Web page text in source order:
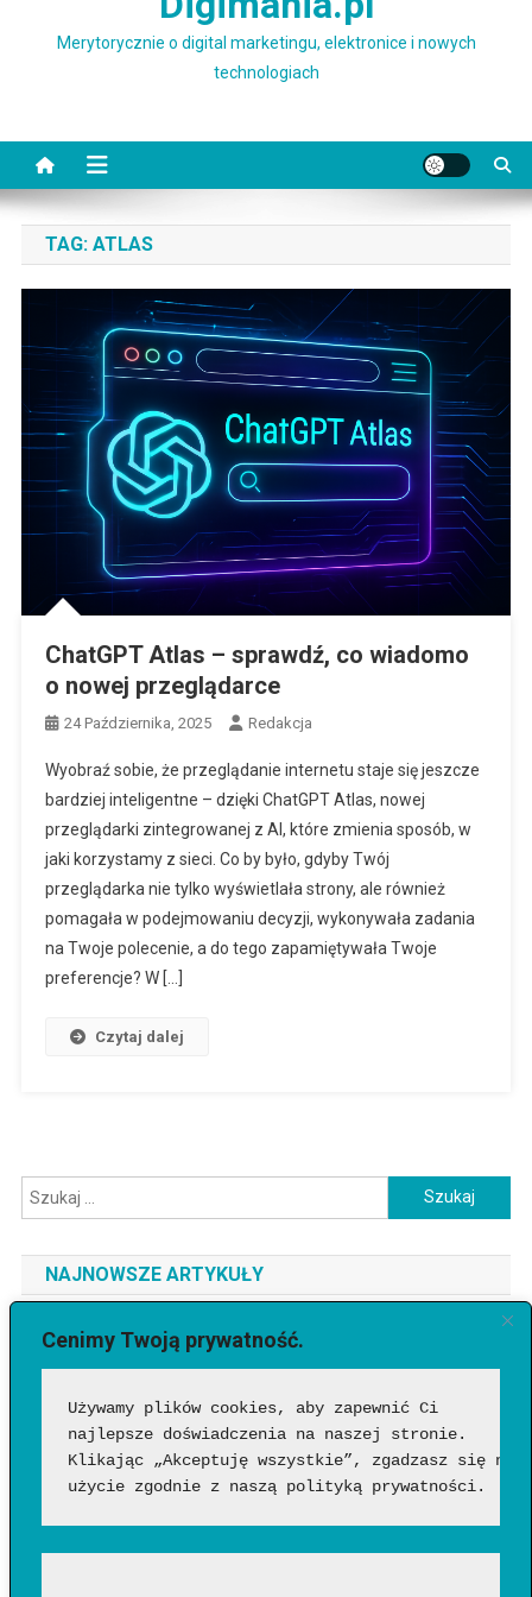
Cenimy Twoją prywatność.
Używamy plików cookies, aby zapewnić Ci
najlepsze doświadczenia na naszej stronie.
Klikając „Akceptuję wszystkie”, zgadzasz się
użycie zgodnie z naszą polityką prywatności.
Merytorycznie o digital marketingu, elektronice i nowych
technologiach
TAG: ATLAS
ChatGPT Atlas – sprawdź, co wiadomo
o nowej przeglądarce
24 Października, 2025 Redakcja
Wyobraź sobie, że przeglądanie internetu staje się jeszcze
bardziej inteligentne – dzięki ChatGPT Atlas, nowej
przeglądarki zintegrowanej z AI, które zmienia sposób, w
jaki korzystamy z sieci. Co by było, gdyby Twój
przeglądarka nie tylko wyświetlała strony, ale również
pomagała w podejmowaniu decyzji, wykonywała zadania
na Twoje polecenie, a do tego zapamiętywała Twoje
preferencje? W […]
Czytaj dalej
Szukaj:
NAJNOWSZE ARTYKUŁY
Jaki telefon do 3500 zł wybrać? Ranking najlepszych modeli
[2026]
Jak sprawdzić, czy wideo wygenerowała AI?
Google Flow Music – co to takiego, jak działa i czy warto?
Funkcje, możliwości i pierwsze wrażenia
Jakich zawodów nie zastąpi AI? Profesje, w których człowiek
nadal będzie niezastąpiony?